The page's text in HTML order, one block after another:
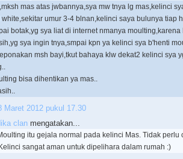
mas atas jwbannya,sya mw tnya lg mas,kelinci
umur 3-4 blnan,kelinci saya bulunya tiap
botak,yg sya liat di internet nmanya moulting,karena
sya ingin tnya,smpai kpn ya kelinci sya b'henti
msh bayi,tkut bahaya klw dekat2 kelinci sya
bisa dihentikan ya mas..
Maret 2012 pukul 17.30
clan mengatakan...
itu gejala normal pada kelinci Mas. Tidak perlu
sangat aman untuk dipelihara dalam rumah :)